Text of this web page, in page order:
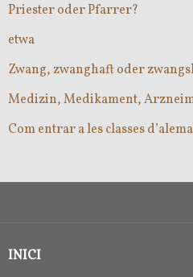
Priester oder Pfarrer?
etwa
Zwang, zwanghaft oder
Medizin, Medikament,
Com entrar a les classes
INICI